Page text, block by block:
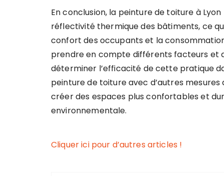
En conclusion, la peinture de toiture à
réflectivité thermique des bâtiments, ce
confort des occupants et la
prendre en compte différents facteurs et
déterminer l’efficacité de cette pratique
peinture de toiture avec d’autres
créer des espaces plus confortables et
environnementale.
Cliquer ici pour d’autres articles !